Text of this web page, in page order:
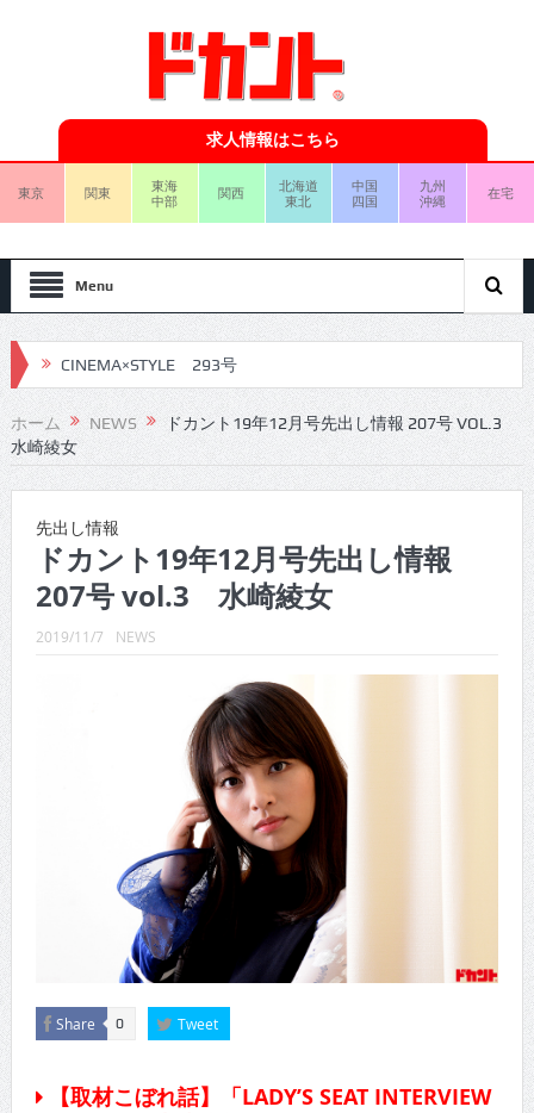
求人情報はこちら
東京 関東
東海
中部
関西
北海道
東北
中国
四国
九州
沖縄
在宅
Menu
CINEMA×STYLE 293号
CINEMA×STYLE 292号
CINEMA×STYLE 291号
CINEMA×STYLE 289号
CINEMA×STYLE 288号
CINEMA×STYLE 287号
CINEMA×STYLE 286号
CINEMA×STYLE 285号
CINEMA×STYLE 294号
ホーム NEWS
ドカント19年12月号先出し情報 207号 VOL.3
水崎綾女
先出し情報
ドカント19年12月号先出し情報
207号 vol.3 水崎綾女
2019/11/7 NEWS
Share 0 Tweet
【取材こぼれ話】「LADY’S SEAT INTERVIEW